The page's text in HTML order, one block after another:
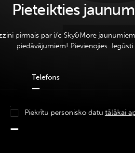
Pieteikties
pirmais par i/c Sky&More
piedāvājumiem! Pievienojies. Iegūsti
Piekrītu personisko datu tālākai